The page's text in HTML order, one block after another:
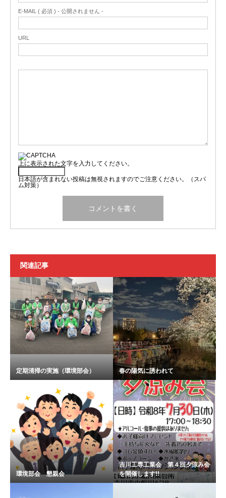
E-MAIL ( 必須 ) - 公開されません -
URL
上に表示された文字を入力してください。
日本語が含まれない投稿は無視されますのでご注意ください。（スパ
ム対策）
関連記事
定期清掃の実施（環境部会） 春の陽気に誘われて
環境部会 懇親会
吉川工専工業会 第４回夕涼み会
を開催します!!